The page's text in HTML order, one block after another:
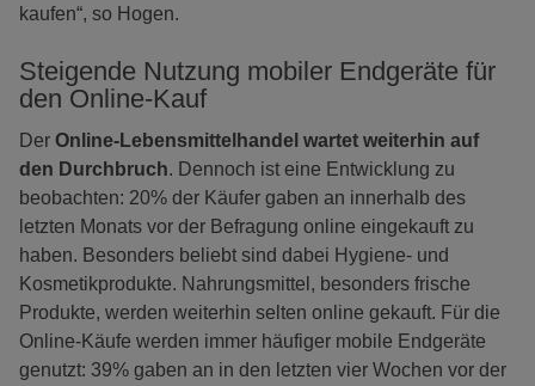
kaufen“, so Hogen.
Steigende Nutzung mobiler Endgeräte für
den Online-Kauf
Der Online-Lebensmittelhandel wartet weiterhin auf
den Durchbruch. Dennoch ist eine Entwicklung zu
beobachten: 20% der Käufer gaben an innerhalb des
letzten Monats vor der Befragung online eingekauft zu
haben. Besonders beliebt sind dabei Hygiene- und
Kosmetikprodukte. Nahrungsmittel, besonders frische
Produkte, werden weiterhin selten online gekauft. Für die
Online-Käufe werden immer häufiger mobile Endgeräte
genutzt: 39% gaben an in den letzten vier Wochen vor der